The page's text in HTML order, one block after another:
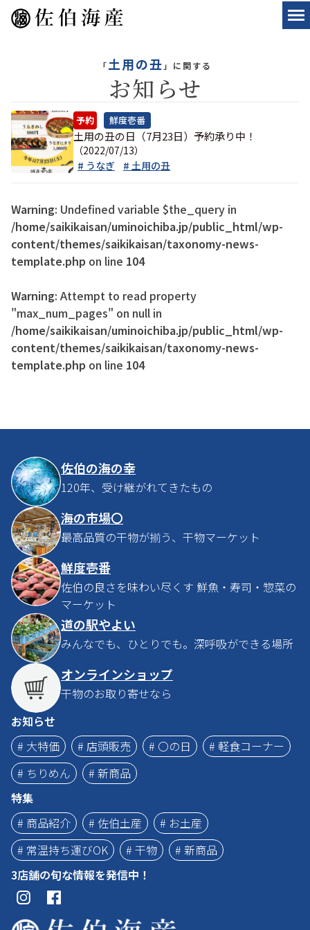
「土用の丑 」に関する
お知らせ
予約 鮮度壱番
土用の丑の日（7月23日）予約承り中！
（2022/07/13）
# うなぎ
# 土用の丑
Warning: Undefined variable $the_query in
/home/saikikaisan/uminoichiba.jp/public_html/wp-
content/themes/saikikaisan/taxonomy-news-
template.php on line 104
Warning: Attempt to read property
"max_num_pages" on null in
/home/saikikaisan/uminoichiba.jp/public_html/wp-
content/themes/saikikaisan/taxonomy-news-
template.php on line 104
佐伯の海の幸
120年、受け継がれてきたもの
海の市場〇
最高品質の干物が揃う、干物マーケット
鮮度壱番
佐伯の良さを味わい尽くす 鮮魚・寿司・惣菜の
マーケット
道の駅やよい
みんなでも、ひとりでも。深呼吸ができる場所
オンラインショップ
干物のお取り寄せなら
お知らせ
# 大特価
# 店頭販売 # 〇の日
# 軽食コーナー
# ちりめん
# 新商品
特集
# 商品紹介
# 佐伯土産
# お土産
# 常温持ち運びOK
# 干物
# 新商品
3店舗の旬な情報を発信中！